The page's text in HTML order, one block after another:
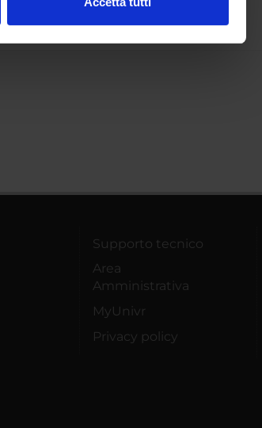
Supporto tecnico
Area
Amministrativa
MyUnivr
Privacy policy